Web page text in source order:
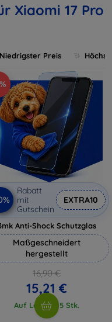
Xiaomi 17 Pro
Niedrigster Preis
Rabatt
mit
Gutschein
EXTRA10
Anti-Shock Schutzglas
Maßgeschneidert
hergestellt
16,90 €
15,21 €
Auf Lager > 5 Stk.